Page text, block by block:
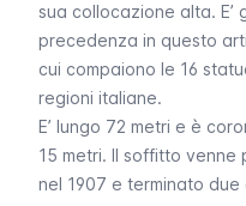
sua collocazione alta. E’
precedenza in questo
cui compaiono le 16
regioni italiane.
E’ lungo 72 metri e è
15 metri. Il soffitto
nel 1907 e terminato